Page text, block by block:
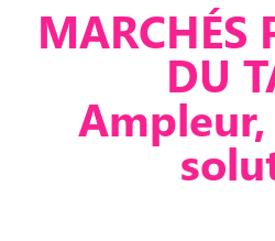
MARCHÉS
DU